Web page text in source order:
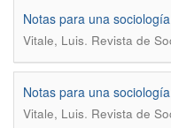
Notas para una
Vitale, Luis. Revista de
Notas para una
Vitale, Luis. Revista de